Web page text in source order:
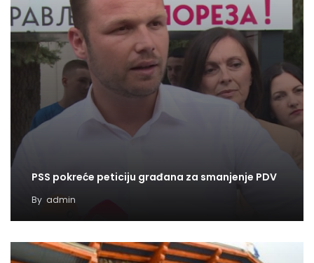
PSS pokreće peticiju građana za smanjenje PDV
By admin